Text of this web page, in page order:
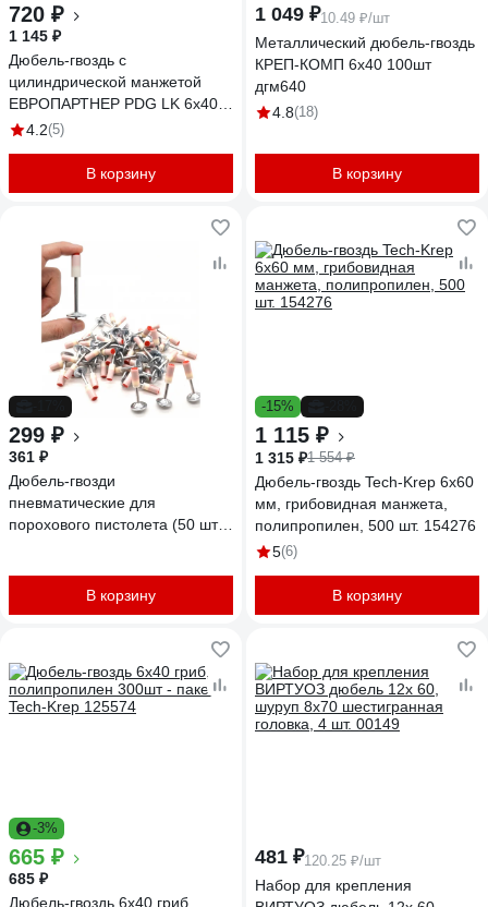
720 ₽
1 145 ₽
Дюбель-гвоздь с
цилиндрической манжетой
ЕВРОПАРТНЕР PDG LK 6x40,
150 шт. 76091179
4.2(5)
В корзину
1 049 ₽10.49 ₽/шт
Металлический дюбель-гвоздь
КРЕП-КОМП 6х40 100шт
дгм640
4.8(18)
В корзину
299 ₽
361 ₽
Дюбель-гвозди
пневматические для
порохового пистолета (50 шт.)
В корзину
-15%
1 115 ₽
1 315 ₽1 554 ₽
Дюбель-гвоздь Tech-Krep 6x60
мм, грибовидная манжета,
полипропилен, 500 шт. 154276
5(6)
В корзину
-3%
665 ₽
685 ₽
Дюбель-гвоздь 6х40 гриб,
481 ₽120.25 ₽/шт
Набор для крепления